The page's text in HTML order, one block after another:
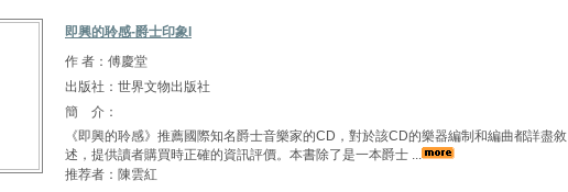
即興的聆感-爵士印象I
作 者：傅慶堂
出版社：世界文物出版社
簡 介：
《即興的聆感》推薦國際知名爵士音樂家的CD，對於該CD的樂器編制和編曲都詳盡敘
述，提供讀者購買時正確的資訊評價。本書除了是一本爵士 ...
推荐者：陳雲紅